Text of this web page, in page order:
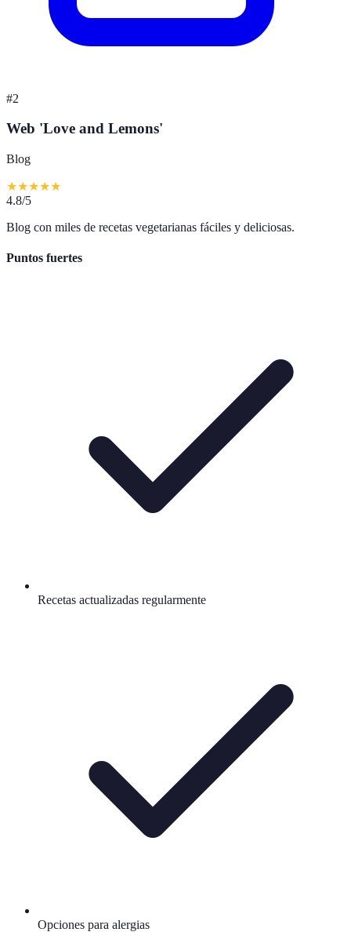
#2
Web 'Love and Lemons'
Blog
★★★★★
4.8/5
Blog con miles de recetas vegetarianas fáciles y deliciosas.
Puntos fuertes
Recetas actualizadas regularmente
Opciones para alergias